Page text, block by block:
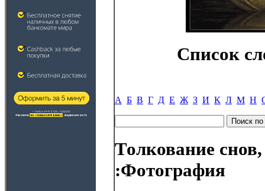
Список
А Б В Г Д Е Ж З И К Л М Н
Толкование
:Фотография